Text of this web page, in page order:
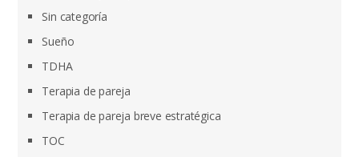
Sin categoría
Sueño
TDHA
Terapia de pareja
Terapia de pareja breve estratégica
TOC